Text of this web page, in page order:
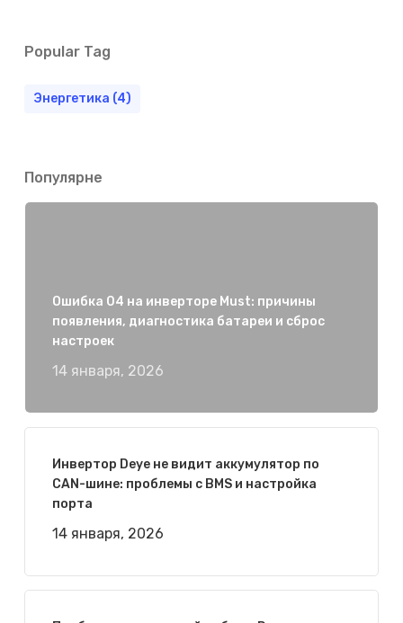
Popular Tag
Энергетика (4)
Популярне
Ошибка 04 на инверторе Must: причины
появления, диагностика батареи и сброс
настроек
14 января, 2026
Инвертор Deye не видит аккумулятор по
CAN-шине: проблемы с BMS и настройка
порта
14 января, 2026